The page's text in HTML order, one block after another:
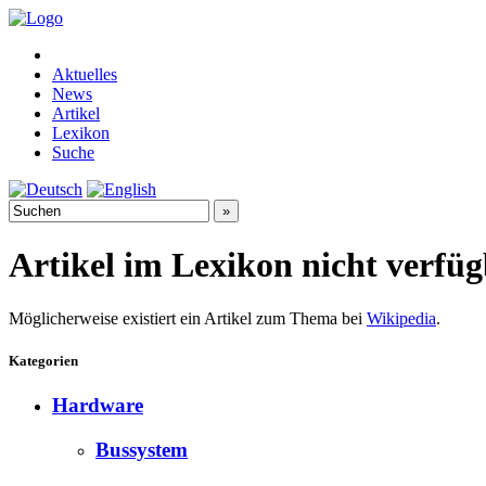
Aktuelles
News
Artikel
Lexikon
Suche
Artikel im Lexikon nicht
Möglicherweise existiert ein Artikel zum Thema bei Wikipedia.
Kategorien
Hardware
Bussystem